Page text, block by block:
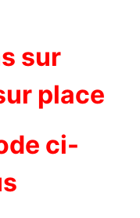
sur
place
ci-